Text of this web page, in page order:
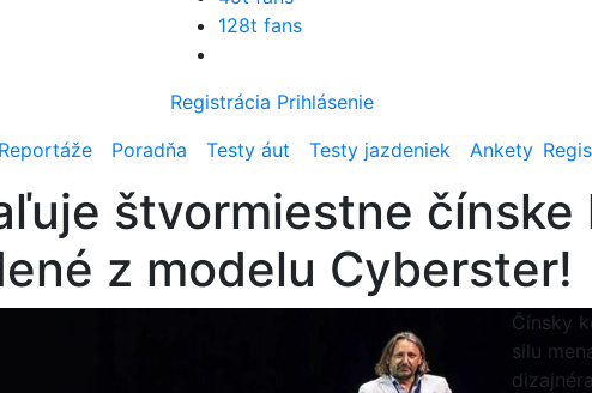
128t fans
Registrácia Prihlásenie
Reportáže Poradňa Testy áut Testy jazdeniek Ankety
štvormiestne čínske
z modelu Cyberster!
Čínsky
silu